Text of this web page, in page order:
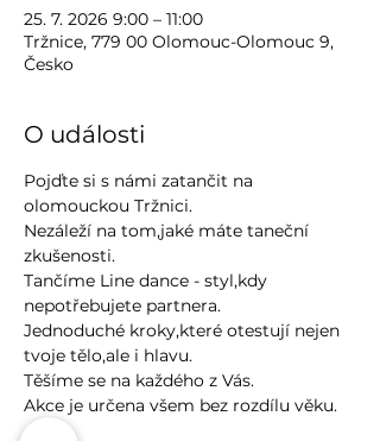
25. 7. 2026 9:00 – 11:00
Tržnice, 779 00 Olomouc-Olomouc 9,
Česko
O události
Pojďte si s námi zatančit na
olomouckou Tržnici.
Nezáleží na tom,jaké máte taneční
zkušenosti.
Tančíme Line dance - styl,kdy
nepotřebujete partnera.
Jednoduché kroky,které otestují nejen
tvoje tělo,ale i hlavu.
Těšíme se na každého z Vás.
Akce je určena všem bez rozdílu věku.